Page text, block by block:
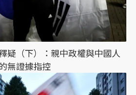
疑（下）：親中政權與中國人
無證據指控